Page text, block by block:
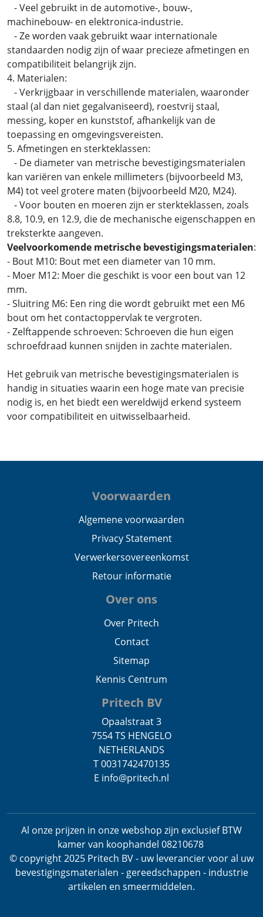
- Veel gebruikt in de automotive-, bouw-,
machinebouw- en elektronica-industrie.
- Ze worden vaak gebruikt waar internationale
standaarden nodig zijn of waar precieze afmetingen en
compatibiliteit belangrijk zijn.
4. Materialen:
- Verkrijgbaar in verschillende materialen, waaronder
staal (al dan niet gegalvaniseerd), roestvrij staal,
messing, koper en kunststof, afhankelijk van de
toepassing en omgevingsvereisten.
5. Afmetingen en sterkteklassen:
- De diameter van metrische bevestigingsmaterialen
kan variëren van enkele millimeters (bijvoorbeeld M3,
M4) tot veel grotere maten (bijvoorbeeld M20, M24).
- Voor bouten en moeren zijn er sterkteklassen, zoals
8.8, 10.9, en 12.9, die de mechanische eigenschappen en
treksterkte aangeven.
Veelvoorkomende metrische bevestigingsmaterialen:
- Bout M10: Bout met een diameter van 10 mm.
- Moer M12: Moer die geschikt is voor een bout van 12
mm.
- Sluitring M6: Een ring die wordt gebruikt met een M6
bout om het contactoppervlak te vergroten.
- Zelftappende schroeven: Schroeven die hun eigen
schroefdraad kunnen snijden in zachte materialen.
Het gebruik van metrische bevestigingsmaterialen is
handig in situaties waarin een hoge mate van precisie
nodig is, en het biedt een wereldwijd erkend systeem
voor compatibiliteit en uitwisselbaarheid.
Voorwaarden
Algemene voorwaarden
Privacy Statement
Verwerkersovereenkomst
Retour informatie
Over ons
Over Pritech
Contact
Sitemap
Kennis Centrum
Pritech BV
Opaalstraat 3
7554 TS HENGELO
NETHERLANDS
T 0031742470135
E info@pritech.nl
Al onze prijzen in onze webshop zijn exclusief BTW
kamer van koophandel 08210678.
© copyright 2025 Pritech BV - uw leverancier voor al uw
bevestigingsmaterialen - gereedschappen - industrie
artikelen en smeermiddelen.